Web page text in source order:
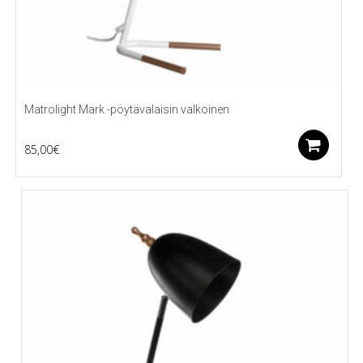
Matrolight Mark -pöytävalaisin valkoinen
85,00€